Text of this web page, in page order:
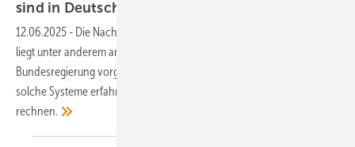
sind in Deutschland in
12.06.2025 - Die Nachfrage nach Steckersolaranlagen boomt. Das
liegt unter anderem an den Vereinfachungen, die die letzte
Bundesregierung vorgenommen hat. Aber auch daran, dass sich
solche Systeme erfahrungsgemäß innerhalb von wenigen Jahren
rechnen.